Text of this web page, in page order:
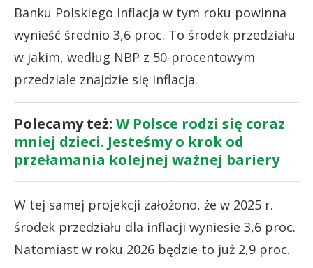
Banku Polskiego inflacja w tym roku powinna
wynieść średnio 3,6 proc. To środek przedziału
w jakim, według NBP z 50-procentowym
przedziale znajdzie się inflacja.
Polecamy też: W Polsce rodzi się coraz
mniej dzieci. Jesteśmy o krok od
przełamania kolejnej ważnej bariery
W tej samej projekcji założono, że w 2025 r.
środek przedziału dla inflacji wyniesie 3,6 proc.
Natomiast w roku 2026 będzie to już 2,9 proc.